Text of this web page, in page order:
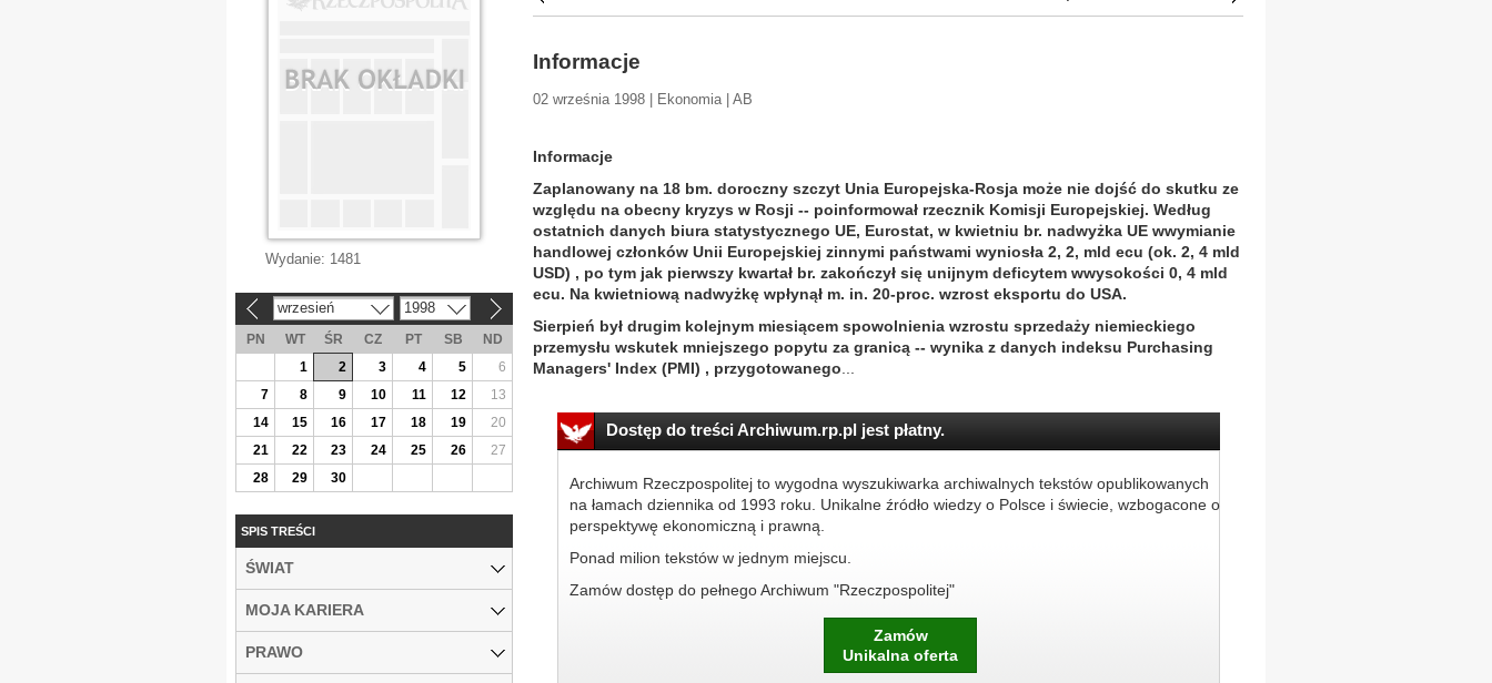
Informacje
02 września 1998 | Ekonomia | AB
Informacje
Zaplanowany na 18 bm. doroczny szczyt Unia Europejska-Rosja może nie dojść do skutku ze
względu na obecny kryzys w Rosji -- poinformował rzecznik Komisji Europejskiej. Według
ostatnich danych biura statystycznego UE, Eurostat, w kwietniu br. nadwyżka UE wwymianie
handlowej członków Unii Europejskiej zinnymi państwami wyniosła 2, 2, mld ecu (ok. 2, 4 mld
USD) , po tym jak pierwszy kwartał br. zakończył się unijnym deficytem wwysokości 0, 4 mld
ecu. Na kwietniową nadwyżkę wpłynął m. in. 20-proc. wzrost eksportu do USA.
Sierpień był drugim kolejnym miesiącem spowolnienia wzrostu sprzedaży niemieckiego
przemysłu wskutek mniejszego popytu za granicą -- wynika z danych indeksu Purchasing
Managers' Index (PMI) , przygotowanego
Dostęp do treści Archiwum.rp.pl jest płatny.
Archiwum Rzeczpospolitej to wygodna wyszukiwarka archiwalnych tekstów opublikowanych
na łamach dziennika od 1993 roku. Unikalne źródło wiedzy o Polsce i świecie, wzbogacone o
perspektywę ekonomiczną i prawną.
Ponad milion tekstów w jednym miejscu.
Zamów dostęp do pełnego Archiwum "Rzeczpospolitej"
Zamów
Unikalna oferta
Wydanie: 1481
wrzesień 1998
PN WT ŚR CZ PT SB
ND
1
2 3 4 5
6
7
8 9 10 11 12
13
14
15 16 17 18 19
20
21
22 23 24 25 26
27
28
29 30
SPIS TREŚCI
ŚWIAT
MOJA KARIERA
PRAWO